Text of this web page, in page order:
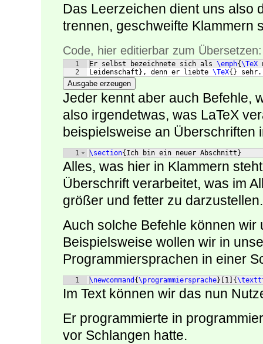
Das Leerzeichen dient uns also
trennen, geschweifte Klammern
Code, hier editierbar zum Übersetzen:
1
2
Er selbst bezeichnete sich als \emph{\TeX
Leidenschaft } , denn er liebte \TeX{ } sehr.
Ausgabe erzeugen
Jeder kennt aber auch Befehle,
also irgendetwas, was LaTeX
beispielsweise an Überschriften
1 \section{ Ich bin ein neuer Abschnitt }
Alles, was hier in Klammern
Überschrift verarbeitet, was im
größer und fetter zu darzustellen.
Auch solche Befehle können wir
Beispielsweise wollen wir in
Programmiersprachen in einer
1 \newcommand {\programmiersprache} 1 {
Im Text können wir das nun
Er programmierte in
vor Schlangen hatte.